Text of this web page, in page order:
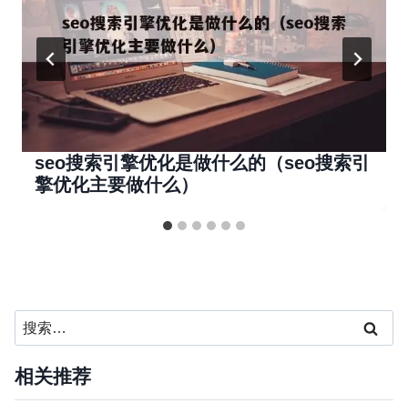
seo搜索引擎优化是做什么的（seo搜索引
擎优化主要做什么）
搜
索：
相关推荐